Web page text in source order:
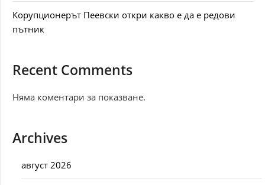
Корупционерът Пеевски откри какво е да е редови
пътник
Recent Comments
Няма коментари за показване.
Archives
август 2026